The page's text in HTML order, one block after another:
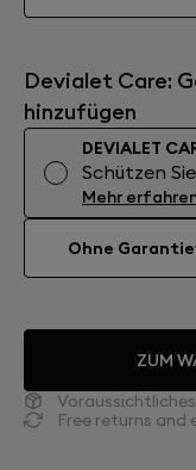
Devialet Care:
hinzufügen
DEVIALET
Schützen
Mehr
Ohne
ZUM
Free returns and